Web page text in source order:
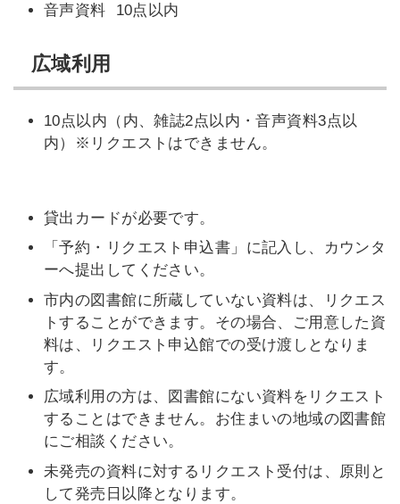
音声資料 10点以内
広域利用
10点以内（内、雑誌2点以内・音声資料3点以
内）※リクエストはできません。
貸出カードが必要です。
「予約・リクエスト申込書」に記入し、カウンタ
ーへ提出してください。
市内の図書館に所蔵していない資料は、リクエス
トすることができます。その場合、ご用意した資
料は、リクエスト申込館での受け渡しとなりま
す。
広域利用の方は、図書館にない資料をリクエスト
することはできません。お住まいの地域の図書館
にご相談ください。
未発売の資料に対するリクエスト受付は、原則と
して発売日以降となります。